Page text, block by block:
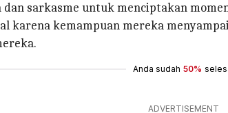
sarkasme untuk menciptakan
kemampuan mereka
Anda sudah 50%
ADVERTISEMENT